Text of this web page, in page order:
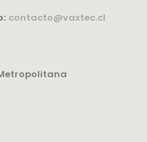
contacto@vaxtec.cl